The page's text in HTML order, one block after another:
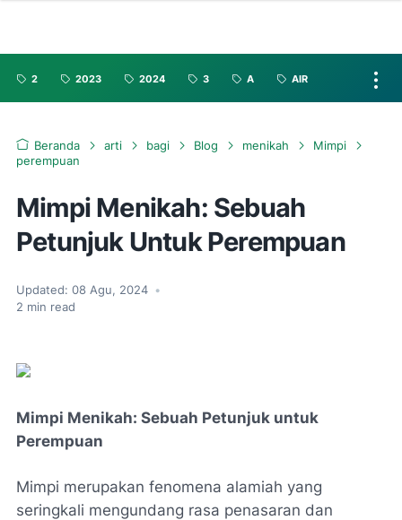
2 2023 2024 3 A AIR
Beranda arti bagi Blog menikah
Mimpi
perempuan
Mimpi Menikah: Sebuah
Petunjuk Untuk Perempuan
Updated: 08 Agu, 2024 •
2 min read
Mimpi Menikah: Sebuah Petunjuk untuk
Perempuan
Mimpi merupakan fenomena alamiah yang
seringkali mengundang rasa penasaran dan